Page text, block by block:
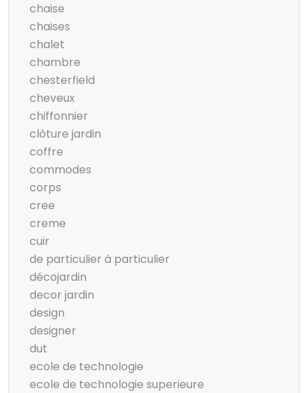
chaise
chaises
chalet
chambre
chesterfield
cheveux
chiffonnier
clôture jardin
coffre
commodes
corps
cree
creme
cuir
de particulier à particulier
décojardin
decor jardin
design
designer
dut
ecole de technologie
ecole de technologie superieure